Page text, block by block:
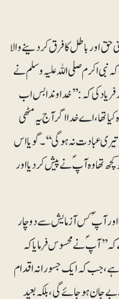
حق اور باطل کا فرق کردینے والا
نبی اکرم صلی اللہ علیہ وسلم نے
کی کہ: ’’خداوندا بس اب
تھا، اے خدا اگر آج یہ مٹھی
عبادت نہ ہوگی‘‘۔ گویااس
تھا وہ آپؐ نے پیش کر دیا اور
اور آپؐ کس آزمایش سے دوچار
کہ’’ آپؐ نے محسوس فرمایاکہ
ہے، جب کہ ایک جسورانہ اقدام
بے جان ہوجائے گی، بلکہ بعید